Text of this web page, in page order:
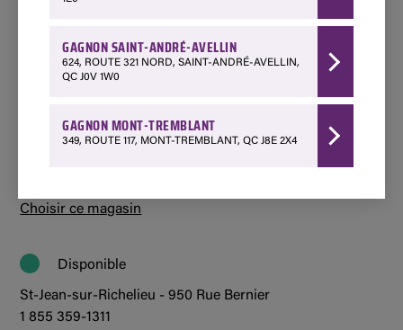
GAGNON SAINT-ANDRÉ-AVELLIN
624, ROUTE 321 NORD, SAINT-ANDRÉ-AVELLIN,
QC J0V 1W0
GAGNON MONT-TREMBLANT
349, ROUTE 117, MONT-TREMBLANT, QC J8E 2X4
Disponible
1 800 850-7662
Choisir ce magasin
Disponible
Choisir ce magasin
Disponible
St-Jean-sur-Richelieu - 950 Rue Bernier
1 855 359-1311